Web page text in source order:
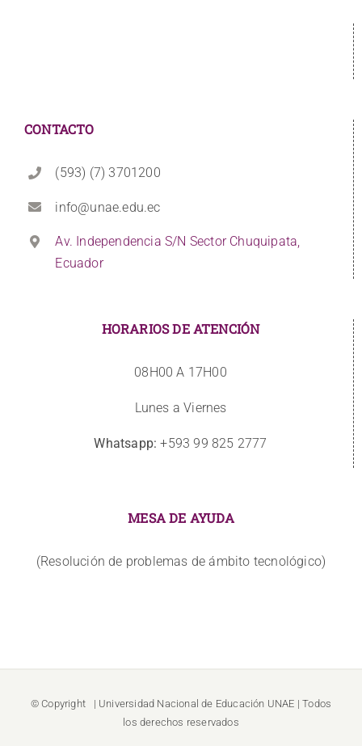
CONTACTO
(593) (7) 3701200
info@unae.edu.ec
Av. Independencia S/N Sector Chuquipata,
Ecuador
HORARIOS DE ATENCIÓN
08H00 A 17H00
Lunes a Viernes
Whatsapp: +593 99 825 2777
MESA DE AYUDA
(Resolución de problemas de ámbito tecnológico)
© Copyright | Universidad Nacional de Educación UNAE | Todos
los derechos reservados